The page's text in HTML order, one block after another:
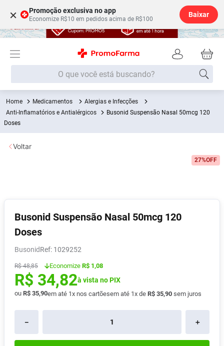
× Promoção exclusiva no app
Economize R$10 em pedidos acima de R$100
Baixar
O que você está buscando?
Medicamentos
Alergias e Infecções
Anti-Inflamatórios e Antialérgicos
Busonid Suspensão Nasal 50mcg 120
Doses
27%OFF
Busonid Suspensão Nasal 50mcg 120
Doses
Busonid : 1029252
R$ 48,85 Economize R$ 1,08
R$ 34,82à vista no PIX
ou R$ 35,90em até 1x nos cartõesem até 1x de R$ 35,90 sem juros
＋
－
Voltar
Termos mais buscados
7º Desodorante
8º
9º Vitamina D
10º Lavitan